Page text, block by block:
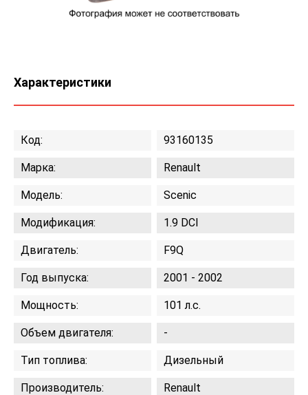
Характеристики
Код: 93160135
Марка: Renault
Модель: Scenic
Модификация: 1.9 DCI
Двигатель: F9Q
Год выпуска: 2001 - 2002
Мощность: 101 л.с.
Объем двигателя: -
Тип топлива: Дизельный
Производитель: Renault